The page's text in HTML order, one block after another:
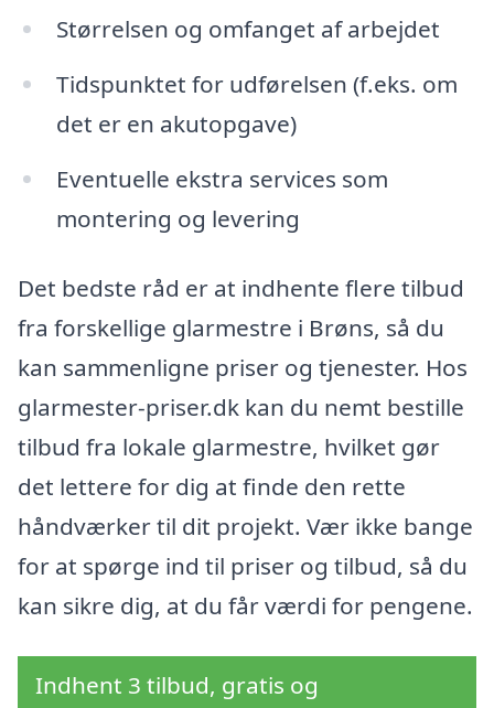
Størrelsen og omfanget af arbejdet
Tidspunktet for udførelsen (f.eks. om
det er en akutopgave)
Eventuelle ekstra services som
montering og levering
Det bedste råd er at indhente flere tilbud
fra forskellige glarmestre i Brøns, så du
kan sammenligne priser og tjenester. Hos
glarmester-priser.dk kan du nemt bestille
tilbud fra lokale glarmestre, hvilket gør
det lettere for dig at finde den rette
håndværker til dit projekt. Vær ikke bange
for at spørge ind til priser og tilbud, så du
kan sikre dig, at du får værdi for pengene.
Indhent 3 tilbud, gratis og